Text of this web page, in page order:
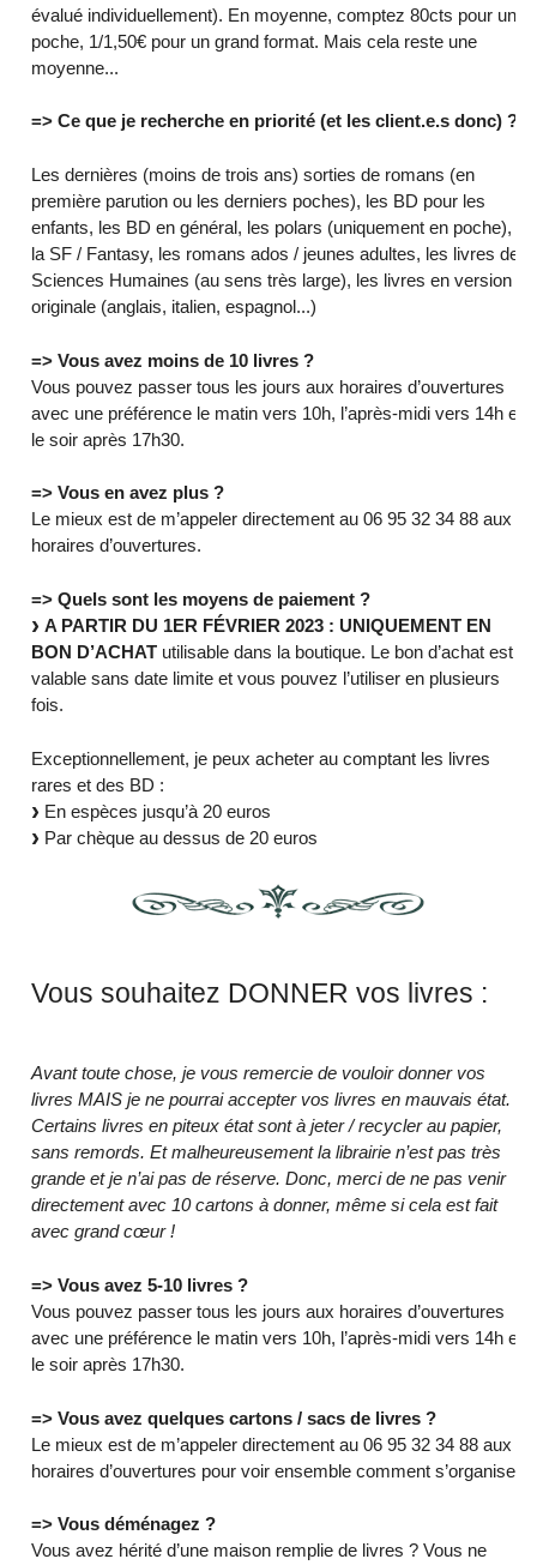
évalué individuellement). En moyenne, comptez 80cts pour un
poche, 1/1,50€ pour un grand format. Mais cela reste une
moyenne...
=> Ce que je recherche en priorité (et les client.e.s donc) ?
Les dernières (moins de trois ans) sorties de romans (en
première parution ou les derniers poches), les BD pour les
enfants, les BD en général, les polars (uniquement en poche),
la SF / Fantasy, les romans ados / jeunes adultes, les livres de
Sciences Humaines (au sens très large), les livres en version
originale (anglais, italien, espagnol...)
=> Vous avez moins de 10 livres ?
Vous pouvez passer tous les jours aux horaires d’ouvertures
avec une préférence le matin vers 10h, l’après-midi vers 14h et
le soir après 17h30.
=> Vous en avez plus ?
Le mieux est de m’appeler directement au 06 95 32 34 88 aux
horaires d’ouvertures.
=> Quels sont les moyens de paiement ?
A PARTIR DU 1ER FÉVRIER 2023 : UNIQUEMENT EN
BON D’ACHAT utilisable dans la boutique. Le bon d’achat est
valable sans date limite et vous pouvez l’utiliser en plusieurs
fois.
Exceptionnellement, je peux acheter au comptant les livres
rares et des BD :
En espèces jusqu’à 20 euros
Par chèque au dessus de 20 euros
Vous souhaitez DONNER vos livres :
Avant toute chose, je vous remercie de vouloir donner vos
livres MAIS je ne pourrai accepter vos livres en mauvais état.
Certains livres en piteux état sont à jeter / recycler au papier,
sans remords. Et malheureusement la librairie n’est pas très
grande et je n’ai pas de réserve. Donc, merci de ne pas venir
directement avec 10 cartons à donner, même si cela est fait
avec grand cœur !
=> Vous avez 5-10 livres ?
Vous pouvez passer tous les jours aux horaires d’ouvertures
avec une préférence le matin vers 10h, l’après-midi vers 14h et
le soir après 17h30.
=> Vous avez quelques cartons / sacs de livres ?
Le mieux est de m’appeler directement au 06 95 32 34 88 aux
horaires d’ouvertures pour voir ensemble comment s’organiser.
=> Vous déménagez ?
Vous avez hérité d’une maison remplie de livres ? Vous ne